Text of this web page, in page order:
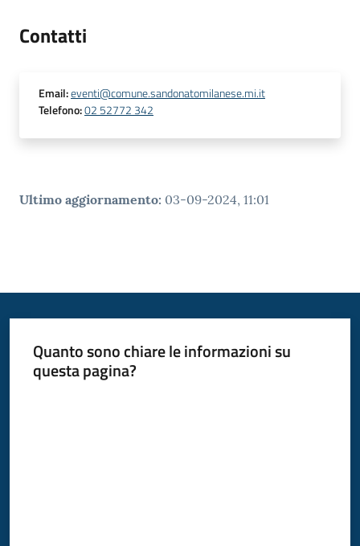
Contatti
Email:eventi@comune.sandonatomilanese.mi.it
Telefono:02 52772 342
Ultimo aggiornamento: 03-09-2024, 11:01
Quanto sono chiare le informazioni su
questa pagina?